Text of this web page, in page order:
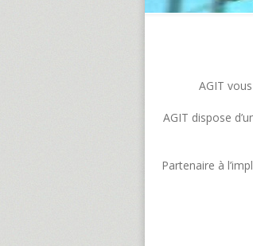
AGIT
AGIT dispose
Partenaire à